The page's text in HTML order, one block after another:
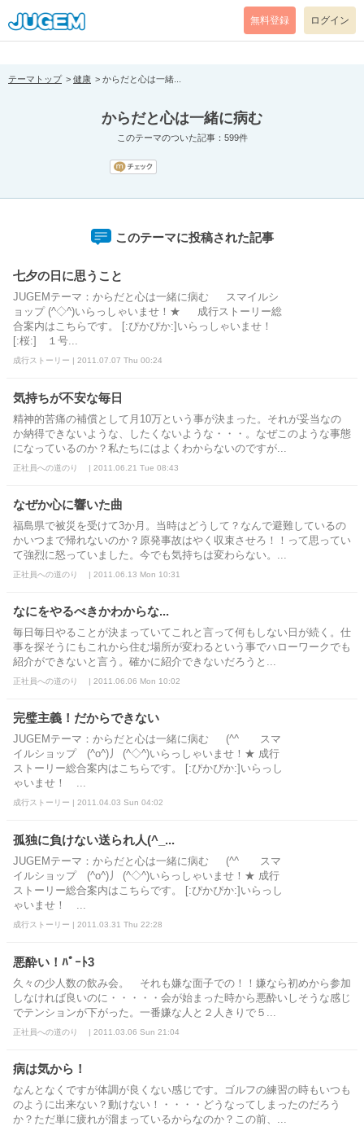
[pear_error: message="Success" code=0 mode=return level=notice
prefix="" info=""]
無料登録 ログイン
テーマトップ 健康 からだと心は一緒...
からだと心は一緒に病む
このテーマのついた記事：599件
このテーマに投稿された記事
七夕の日に思うこと
JUGEMテーマ：からだと心は一緒に病む スマイルシ
ョップ (^◇^)いらっしゃいませ！★ 成行ストーリー総
合案内はこちらです。 [:ぴかぴか:]いらっしゃいませ！
[:桜:] １号...
成行ストーリー | 2011.07.07 Thu 00:24
気持ちが不安な毎日
精神的苦痛の補償として月10万という事が決まった。それが妥当なの
か納得できないような、したくないような・・・。なぜこのような事態
になっているのか？私たちにはよくわからないのですが...
正社員への道のり | 2011.06.21 Tue 08:43
なぜか心に響いた曲
福島県で被災を受けて3か月。当時はどうして？なんで避難しているの
かいつまで帰れないのか？原発事故はやく収束させろ！！って思ってい
て強烈に怒っていました。今でも気持ちは変わらない。...
正社員への道のり | 2011.06.13 Mon 10:31
なにをやるべきかわからな...
毎日毎日やることが決まっていてこれと言って何もしない日が続く。仕
事を探そうにもこれから住む場所が変わるという事でハローワークでも
紹介ができないと言う。確かに紹介できないだろうと...
正社員への道のり | 2011.06.06 Mon 10:02
完璧主義！だからできない
JUGEMテーマ：からだと心は一緒に病む (^^ゞ スマ
イルショップ (^o^)丿 (^◇^)いらっしゃいませ！★ 成行
ストーリー総合案内はこちらです。 [:ぴかぴか:]いらっし
ゃいませ！ ...
成行ストーリー | 2011.04.03 Sun 04:02
孤独に負けない送られ人(^_...
JUGEMテーマ：からだと心は一緒に病む (^^ゞ スマ
イルショップ (^o^)丿 (^◇^)いらっしゃいませ！★ 成行
ストーリー総合案内はこちらです。 [:ぴかぴか:]いらっし
ゃいませ！ ...
成行ストーリー | 2011.03.31 Thu 22:28
悪酔い！ﾊﾟｰﾄ3
久々の少人数の飲み会。 それも嫌な面子での！！嫌なら初めから参加
しなければ良いのに・・・・・会が始まった時から悪酔いしそうな感じ
でテンションが下がった。一番嫌な人と２人きりで５...
正社員への道のり | 2011.03.06 Sun 21:04
病は気から！
なんとなくですが体調が良くない感じです。ゴルフの練習の時もいつも
のように出来ない？動けない！・・・・どうなってしまったのだろう
か？ただ単に疲れが溜まっているからなのか？この前、...